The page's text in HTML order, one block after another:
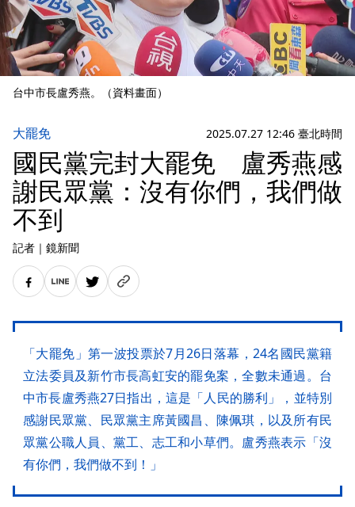
台中市長盧秀燕。（資料畫面）
大罷免 2025.07.27 12:46 臺北時間
國民黨完封大罷免 盧秀燕感
謝民眾黨：沒有你們，我們做
不到
記者 ｜ 鏡新聞
「大罷免」第一波投票於7月26日落幕，24名國民黨籍
立法委員及新竹市長高虹安的罷免案，全數未通過。台
中市長盧秀燕27日指出，這是「人民的勝利」，並特別
感謝民眾黨、民眾黨主席黃國昌、陳佩琪，以及所有民
眾黨公職人員、黨工、志工和小草們。盧秀燕表示「沒
有你們，我們做不到！」